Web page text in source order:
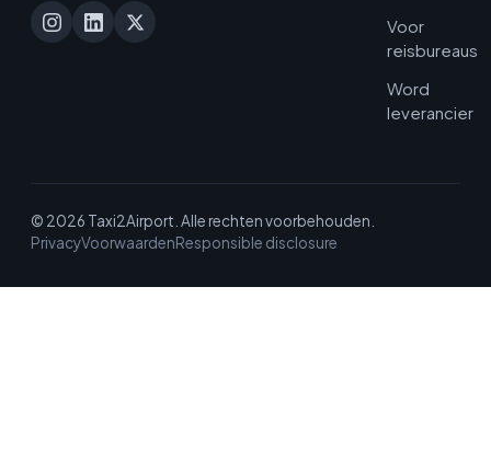
Voor
reisbureaus
Word
leverancier
© 2026 Taxi2Airport. Alle rechten voorbehouden.
PrivacyVoorwaardenResponsible disclosure